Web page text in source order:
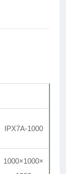
IPX7A-1000
1000×1000×